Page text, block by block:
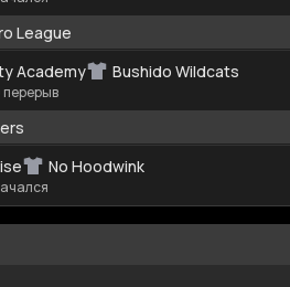
League
Academy
Bushido Wildcats
перерыв
No Hoodwink